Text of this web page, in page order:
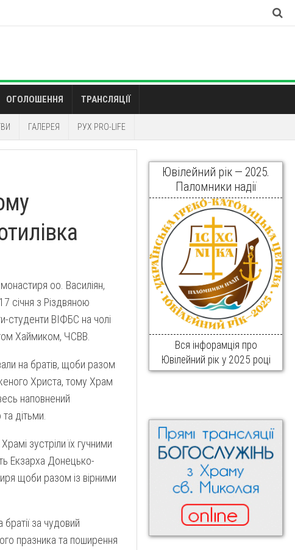
ОГОЛОШЕННЯ ТРАНСЛЯЦІЇ
ГАЛЕРЕЯ РУХ PRO-LIFE
оо. Василіян,
січня з Різдвяною
студенти ВІФБС на чолі
Хаймиком, ЧСВВ.
на братів, щоби разом
Христа, тому Храм
наповнений
дітьми.
зустріли їх гучними
Екзарха Донецько-
щоби разом із вірними
за чудовий
празника та поширення
Ювілейний рік — 2025.
Паломники надії
Вся інфорамція про
Ювілейний рік у 2025 році